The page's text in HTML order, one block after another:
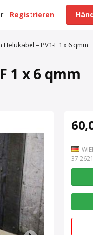
Registrieren
– PV1-F 1 x 6 qmm
1 x 6 qmm
7